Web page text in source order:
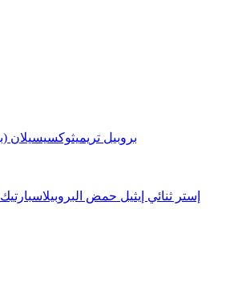
3- (بنزوتريازول-1-ييل) بروبيل تريميثوكسيسيلان
3- (ترايثوكسيسيليل) إستر ثنائي إيثيل حمض البروبيلاسبارتيك